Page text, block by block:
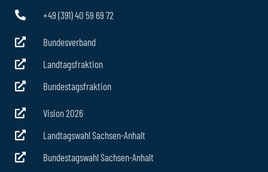
+49 (391) 40 59 69 72
Bundesverband
Landtagsfraktion
Bundestagsfraktion
Vision 2026
Landtagswahl Sachsen-Anhalt
Bundestagswahl Sachsen-Anhalt